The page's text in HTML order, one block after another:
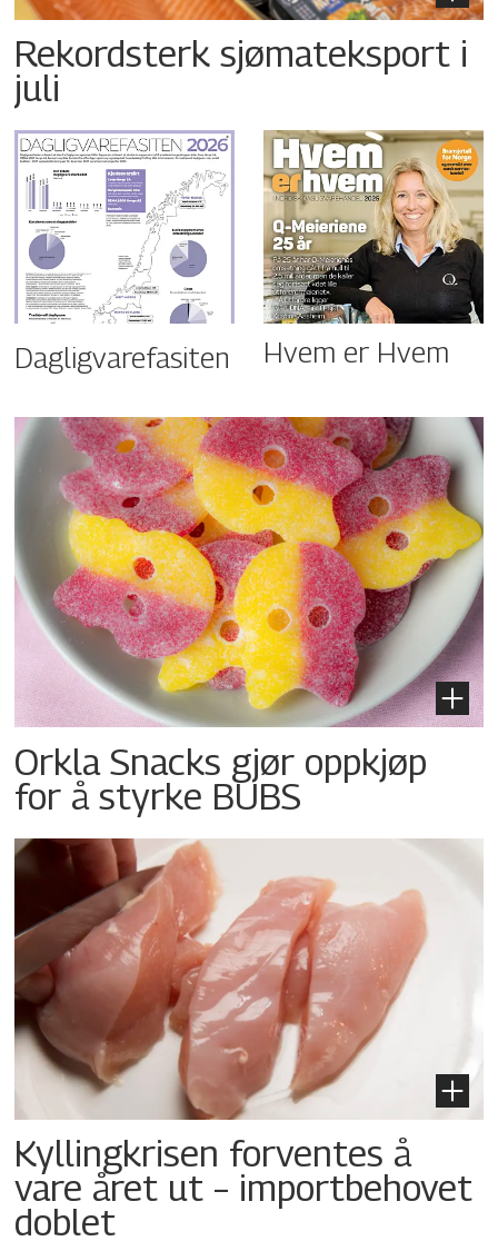
Rekordsterk sjømateksport i
juli
Dagligvarefasiten Hvem er Hvem
Orkla Snacks gjør oppkjøp
for å styrke BUBS
Kyllingkrisen forventes å
vare året ut – importbehovet
doblet